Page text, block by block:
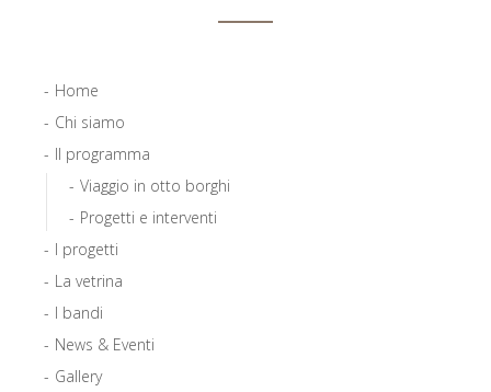
Home
Chi siamo
Il programma
Viaggio in otto borghi
Progetti e interventi
I progetti
La vetrina
I bandi
News & Eventi
Gallery